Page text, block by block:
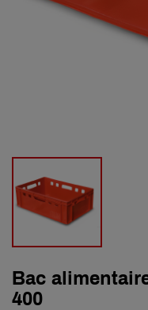
Bac
400